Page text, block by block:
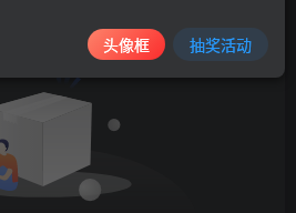
头像框 抽奖活动